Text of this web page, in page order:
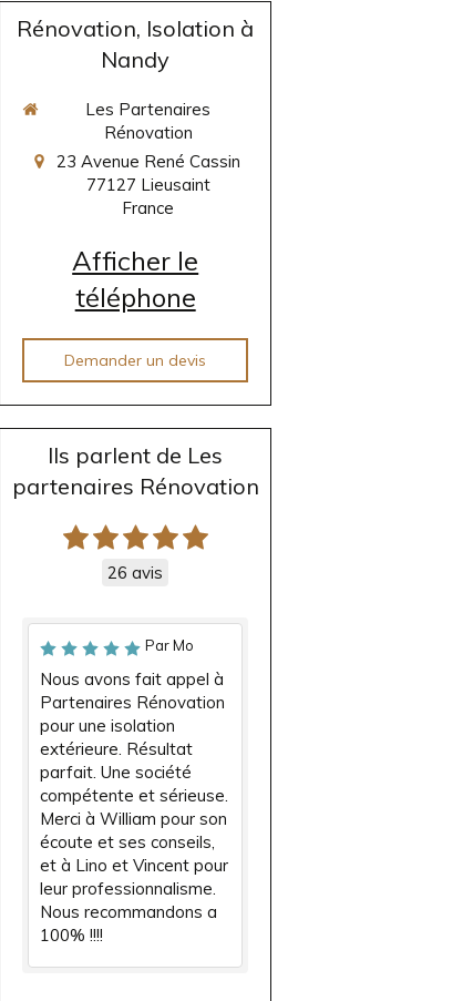
Rénovation, Isolation à
Nandy
Les Partenaires
Rénovation
23 Avenue René Cassin
77127 Lieusaint
France
Afficher le
téléphone
Demander un devis
Ils parlent de Les
partenaires Rénovation
26 avis
Par Mo
Nous avons fait appel à
Partenaires Rénovation
pour une isolation
extérieure. Résultat
parfait. Une société
compétente et sérieuse.
Merci à William pour son
écoute et ses conseils,
et à Lino et Vincent pour
leur professionnalisme.
Nous recommandons a
100% !!!!